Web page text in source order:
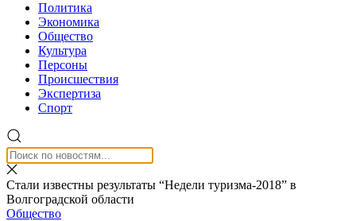
Политика
Экономика
Общество
Культура
Персоны
Происшествия
Экспертиза
Спорт
Стали известны результаты “Недели туризма-2018” в
Волгоградской области
Общество